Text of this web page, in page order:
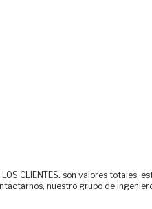
LOS CLIENTES. son valores
nuestro grupo de